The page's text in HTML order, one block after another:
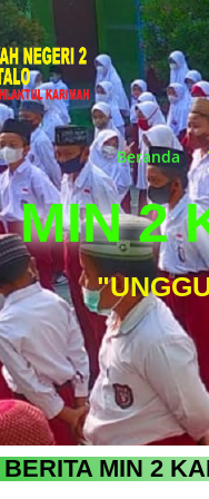
Beranda
MIN 2
BERITA MIN 2